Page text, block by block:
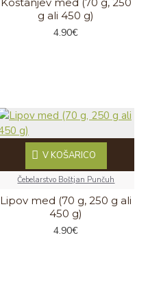
Kostanjev med (70 g, 250
g ali 450 g)
4.90€
Čebelarstvo Boštjan Punčuh
Lipov med (70 g, 250 g ali
450 g)
4.90€
V KOŠARICO